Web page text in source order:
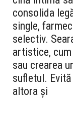
consolida
single,
selectiv.
artistice,
sau crearea
sufletul.
altora și